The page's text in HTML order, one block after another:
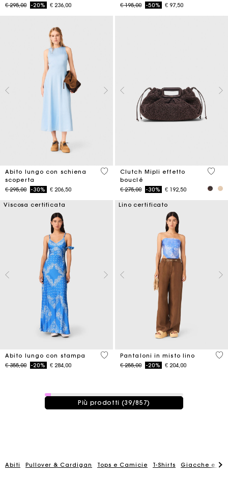
Price reduced from
€ 295,00to-20% € 236,00
Price reduced from
€ 195,00to-50% € 97,50
Abito lungo con schiena
scoperta
Price reduced from
€ 295,00to-30% € 206,50
4,4 out of 5 Customer Rating
Clutch Mipli effetto
bouclé
Price reduced from
€ 275,00to-30% € 192,50
3,9
Viscosa certificata
Abito lungo con stampa
Price reduced from
€ 355,00to-20% € 284,00
5 out of 5 Customer Rating
Lino certificato
Pantaloni in misto lino
Price reduced from
€ 255,00to-20% € 204,00
4,1
39 / 857 prodotti
Più prodotti (39/857)
Abiti Pullover & Cardigan Tops e Camicie T-Shirts Giacche e